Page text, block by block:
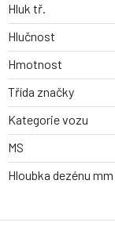
Hluk tř.
Hlučnost
Hmotnost
Třída značky
Kategorie vozu
MS
Hloubka dezénu mm